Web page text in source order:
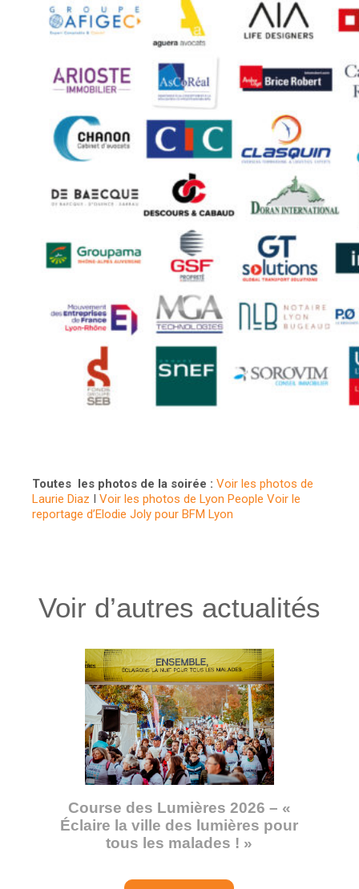
Toutes les photos de la soirée : Voir les photos de
Laurie Diaz I Voir les photos de Lyon People Voir le
reportage d’Elodie Joly pour BFM Lyon
Voir d’autres actualités
Course des Lumières 2026 – «
Éclaire la ville des lumières pour
tous les malades ! »